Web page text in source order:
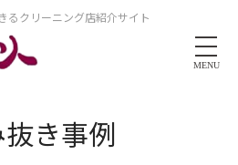
るクリーニング店紹介サイト
MENU
き事例